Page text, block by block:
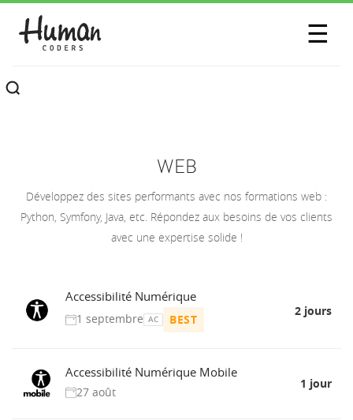
☰
WEB
Développez des sites performants avec nos formations web :
Python, Symfony, Java, etc. Répondez aux besoins de vos clients
avec une expertise solide !
Accessibilité Numérique
1 septembre AC BEST
2 jours
Accessibilité Numérique Mobile
27 août
1 jour